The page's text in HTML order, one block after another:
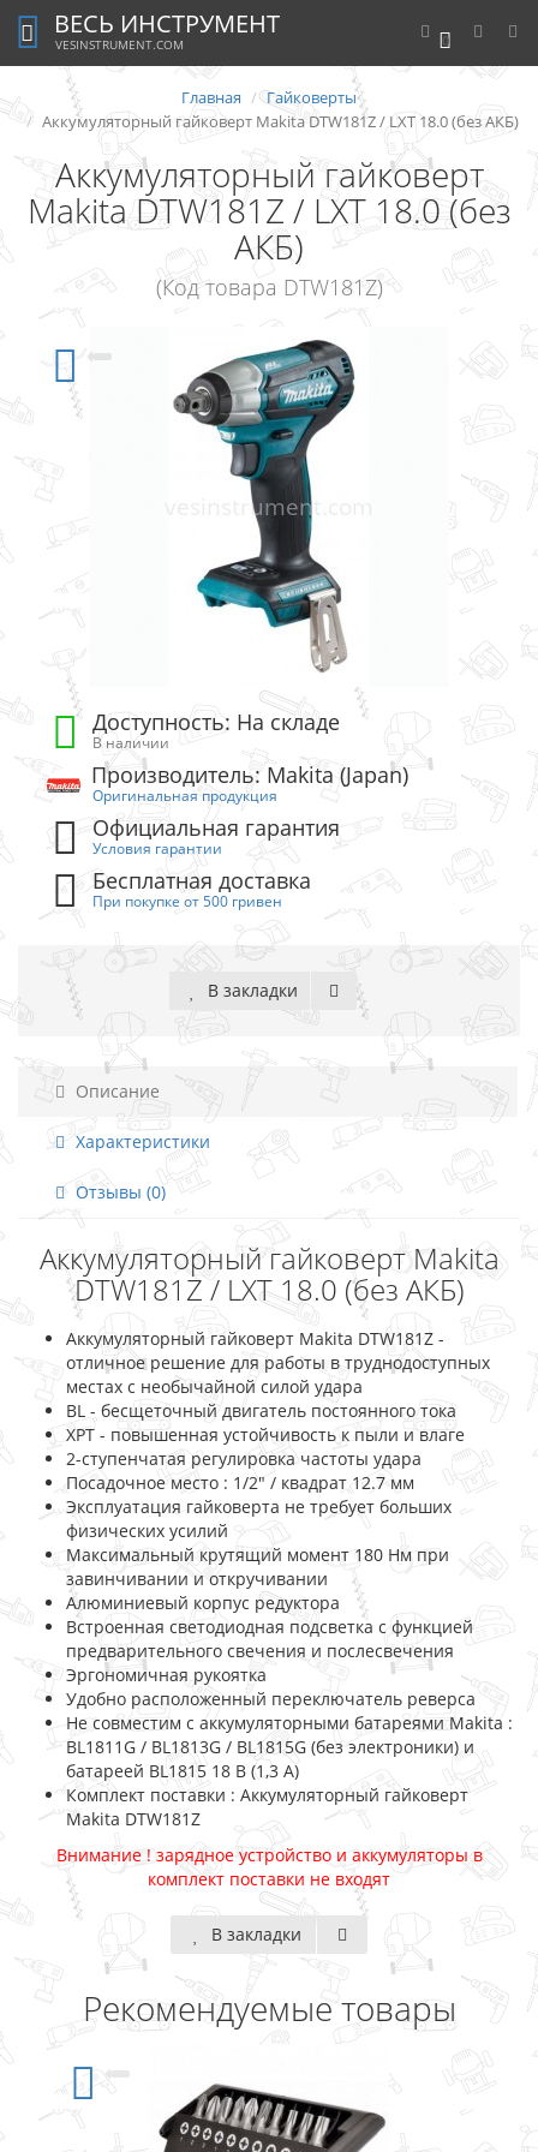
0
ВЕСЬ ИНСТРУМЕНТ
VESINSTRUMENT.COM
Главная
Гайковерты
Аккумуляторный гайковерт Makita DTW181Z / LXT 18.0 (без АКБ)
Аккумуляторный гайковерт
Makita DTW181Z / LXT 18.0 (без
АКБ)
(Код товара DTW181Z)
Доступность: На складе
В наличии
Производитель: Makita (Japan)
Оригинальная продукция
Официальная гарантия
Условия гарантии
Бесплатная доставка
При покупке от 500 гривен
В закладки
Описание
Характеристики
Отзывы (0)
Аккумуляторный гайковерт Makita
DTW181Z / LXT 18.0 (без АКБ)
Аккумуляторный гайковерт Makita DTW181Z -
отличное решение для работы в труднодоступных
местах с необычайной силой удара
BL - бесщеточный двигатель постоянного тока
XPT - повышенная устойчивость к пыли и влаге
2-ступенчатая регулировка частоты удара
Посадочное место : 1/2" / квадрат 12.7 мм
Эксплуатация гайковерта не требует больших
физических усилий
Максимальный крутящий момент 180 Нм при
завинчивании и откручивании
Алюминиевый корпус редуктора
Встроенная светодиодная подсветка с функцией
предварительного свечения и послесвечения
Эргономичная рукоятка
Удобно расположенный переключатель реверса
Не совместим с аккумуляторными батареями Makita :
BL1811G / BL1813G / BL1815G (без электроники) и
батареей BL1815 18 В (1,3 А)
Комплект поставки : Аккумуляторный гайковерт
Makita DTW181Z
Внимание ! зарядное устройство и аккумуляторы в
комплект поставки не входят
В закладки
Рекомендуемые товары